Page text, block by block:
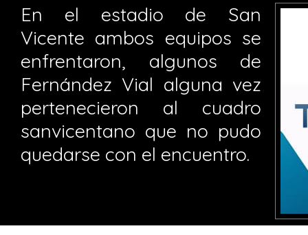
En el estadio de San
Vicente ambos equipos se
enfrentaron, algunos de
Fernández Vial alguna vez
pertenecieron al cuadro
sanvicentano que no pudo
quedarse con el encuentro.